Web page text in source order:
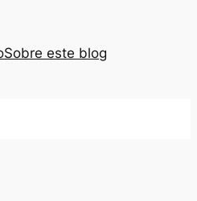
Sobre este blog